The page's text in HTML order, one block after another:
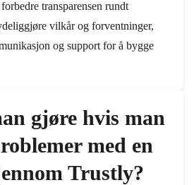
transparensen rundt
vilkår og forventninger,
og support for å bygge
gjøre hvis man
med en
Trustly?